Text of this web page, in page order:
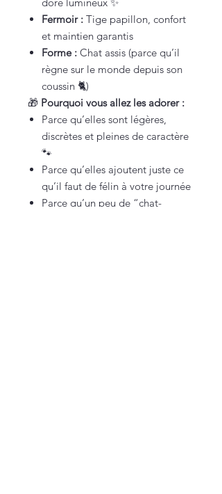
Fermoir : Tige papillon, confort
et maintien garantis
Forme : Chat assis (parce qu’il
règne sur le monde depuis son
coussin 🐈)
🎁 Pourquoi vous allez les adorer :
Parce qu’elles sont légères,
discrètes et pleines de caractère
🐾
Parce qu’elles ajoutent juste ce
qu’il faut de félin à votre journée
Parce qu’un peu de “chat-